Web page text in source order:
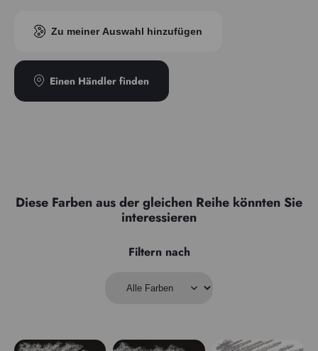
Zu meiner Auswahl hinzufügen
Einen Händler finden
Diese Farben aus der gleichen Reihe könnten Sie
interessieren
Filtern nach